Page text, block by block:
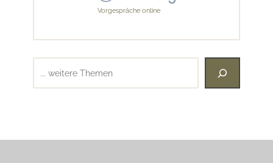
Vorgespräche online